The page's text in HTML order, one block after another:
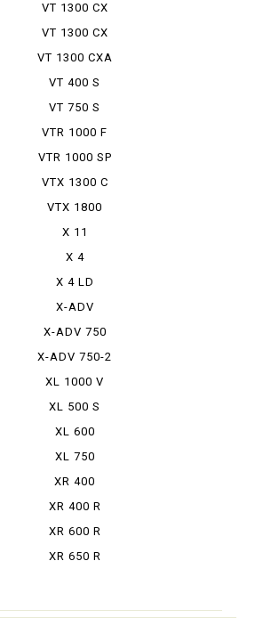
VT 1300 CX
VT 1300 CX
ABS
VT 1300 CXA
VT 400 S
VT 750 S
VTR 1000 F
VTR 1000 SP
VTX 1300 C
VTX 1800
X 11
X 4
X 4 LD
X-ADV
X-ADV 750
X-ADV 750-2
XL 1000 V
VARADERO
XL 500 S
XL 600
RPHARAOH
XL 750
TRANSALP
XR 400
MOTARD
XR 400 R
XR 600 R
XR 650 R